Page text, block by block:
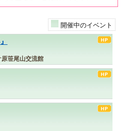
開催中のイベント
笹尾山交流館